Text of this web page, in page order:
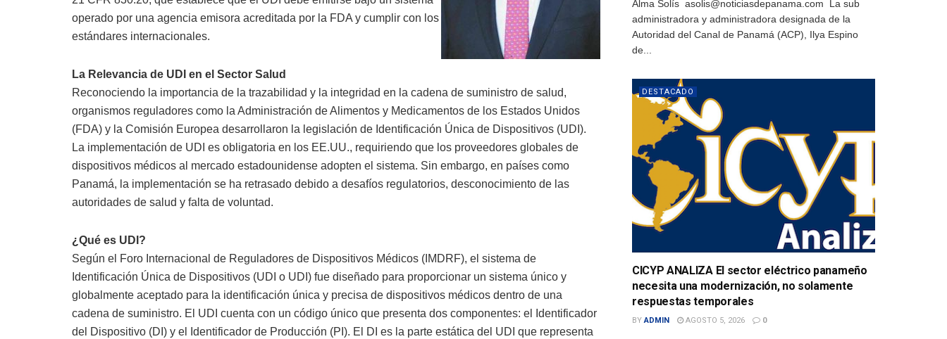
operado por una agencia emisora acreditada por la FDA y cumplir con los
estándares internacionales.
La Relevancia de UDI en el Sector Salud
Reconociendo la importancia de la trazabilidad y la integridad en la cadena de suministro de salud,
organismos reguladores como la Administración de Alimentos y Medicamentos de los Estados Unidos
(FDA) y la Comisión Europea desarrollaron la legislación de Identificación Única de Dispositivos (UDI).
La implementación de UDI es obligatoria en los EE.UU., requiriendo que los proveedores globales de
dispositivos médicos al mercado estadounidense adopten el sistema. Sin embargo, en países como
Panamá, la implementación se ha retrasado debido a desafíos regulatorios, desconocimiento de las
autoridades de salud y falta de voluntad.
¿Qué es UDI?
Según el Foro Internacional de Reguladores de Dispositivos Médicos (IMDRF), el sistema de
Identificación Única de Dispositivos (UDI o UDI) fue diseñado para proporcionar un sistema único y
globalmente aceptado para la identificación única y precisa de dispositivos médicos dentro de una
cadena de suministro. El UDI cuenta con un código único que presenta dos componentes: el Identificador
del Dispositivo (DI) y el Identificador de Producción (PI). El DI es la parte estática del UDI que representa
Alma Solís asolis@noticiasdepanama.com La sub
administradora y administradora designada de la
Autoridad del Canal de Panamá (ACP), Ilya Espino
de...
DESTACADO
CICYP ANALIZA El sector eléctrico panameño
necesita una modernización, no solamente
respuestas temporales
BY ADMIN AGOSTO 5, 2026 0